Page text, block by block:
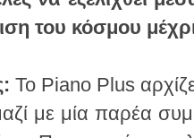
του κόσμου